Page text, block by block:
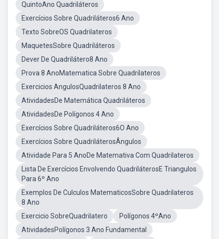
QuintoAno Quadriláteros
Exercícios Sobre Quadriláteros6 Ano
Texto SobreOS Quadrilateros
MaquetesSobre Quadriláteros
Dever De Quadrilátero8 Ano
Prova 8 AnoMatematica Sobre Quadrilateros
Exercicios AngulosQuadrilateros 8 Ano
AtividadesDe Matemática Quadriláteros
AtividadesDe Polígonos 4 Ano
Exercícios Sobre Quadriláteros6O Ano
Exercícios Sobre QuadriláterosÂngulos
Atividade Para 5 AnoDe Matemativa Com Quadrilateros
Lista De Exercícios Envolvendo QuadriláterosE Triangulos
Para 6º Ano
Exemplos De Culculos MatematicosSobre Quadrilateros
8 Ano
Exercicio SobreQuadrilatero
Polígonos 4ºAno
AtividadesPolígonos 3 Ano Fundamental